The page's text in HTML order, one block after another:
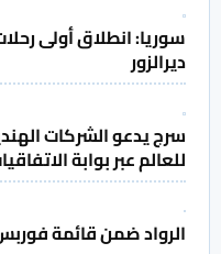
سوريا: انطلاق أولى
ديرالزور
سرج يدعو الشركات
للعالم عبر بوابة
الرواد ضمن قائمة